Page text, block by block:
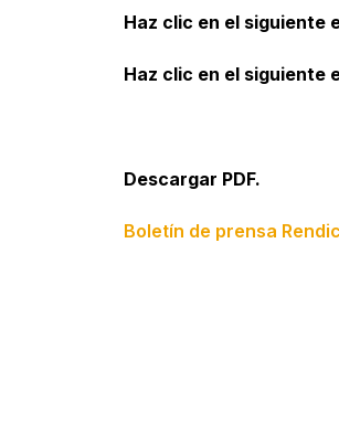
Haz clic en el siguiente
Haz clic en el siguiente
Descargar PDF.
Boletín de prensa